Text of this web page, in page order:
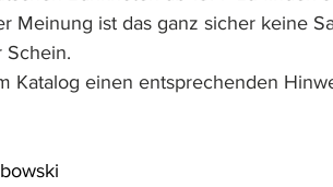
Meinung ist das ganz sicher keine
Schein.
Katalog einen entsprechenden